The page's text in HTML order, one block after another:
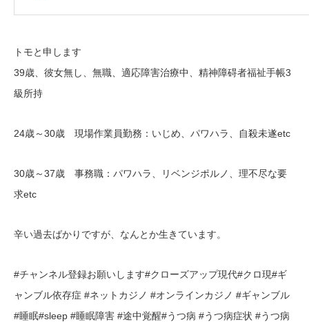
トモと申します
39歳、彼女無し、無職、適応障害治療中、精神障碍者福祉手帳3
級所持
24歳～30歳 現場作業員勤務：いじめ、パワハラ、自殺未遂etc
30歳～37歳 事務職：パワハラ、リベンジポルノ、理不尽な要
求etc
辛い過去ばかりですが、なんとか生きています。
#チャンネル登録お願いします#クローズアップ現代#クロ現#ギ
ャンブル依存症 #ネットカジノ #オンラインカジノ #ギャンブル
#睡眠#sleep #睡眠障害 #途中覚醒#うつ病 #うつ病症状 #うつ病